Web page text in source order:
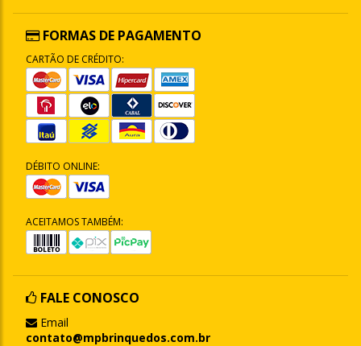
FORMAS DE PAGAMENTO
CARTÃO DE CRÉDITO:
DÉBITO ONLINE:
ACEITAMOS TAMBÉM:
FALE CONOSCO
Email
contato@mpbrinquedos.com.br